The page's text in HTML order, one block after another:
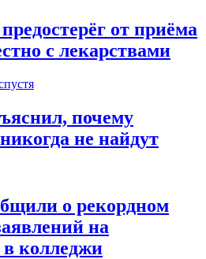
от приёма
с лекарствами
почему
не найдут
о рекордном
на
в колледжи